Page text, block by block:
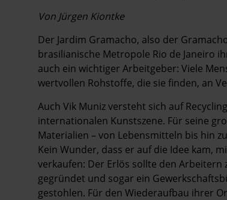
Von Jürgen Kiontke
Der Jardim Gramacho, also der
brasilianische Metropole Rio de Janeiro
auch ein wichtiger Arbeitgeber: Viele
wertvollen Rohstoffe, die sie finden, an
Auch Vik Muniz versteht sich auf
internationalen Kunstszene. Für seine
Materialien – von Lebensmitteln bis hin
Kein Wunder, dass er auf die Idee kam,
verkaufen: Der Erlös sollte den
gegründet und sogar ein
gestohlen. Für den Wiederaufbau ihrer